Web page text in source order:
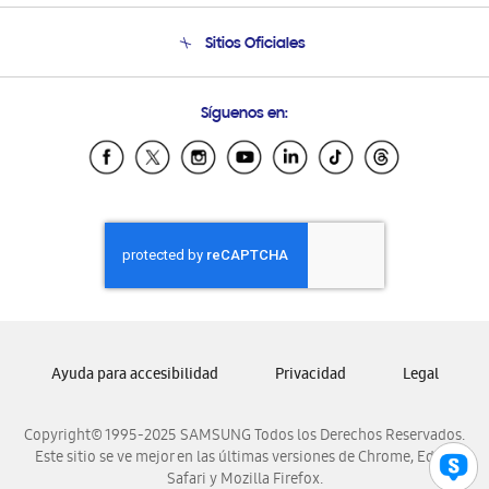
Condiciones de Compra
Soporte vía eMail
Sitios Oficiales
Samsung Ecuador
Samsung El Salvador
Samsung Honduras
Samsung Nicaragua
Samsung Panamá
Samsung Venezuela
Síguenos en:
Copyright© 1995-2025 SAMSUNG Todos los Derechos Reservados.
Este sitio se ve mejor en las últimas versiones de Chrome, Edge,
Safari y Mozilla Firefox.
Ayuda para accesibilidad Privacidad Legal